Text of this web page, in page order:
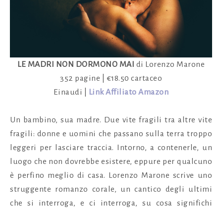
LE MADRI NON DORMONO MAI di Lorenzo Marone
352 pagine | €18.50 cartaceo
Einaudi |
Link Affiliato Amazon
Un bambino, sua madre. Due vite fragili tra altre vite
fragili: donne e uomini che passano sulla terra troppo
leggeri per lasciare traccia. Intorno, a contenerle, un
luogo che non dovrebbe esistere, eppure per qualcuno
è perfino meglio di casa. Lorenzo Marone scrive uno
struggente romanzo corale, un cantico degli ultimi
che si interroga, e ci interroga, su cosa significhi